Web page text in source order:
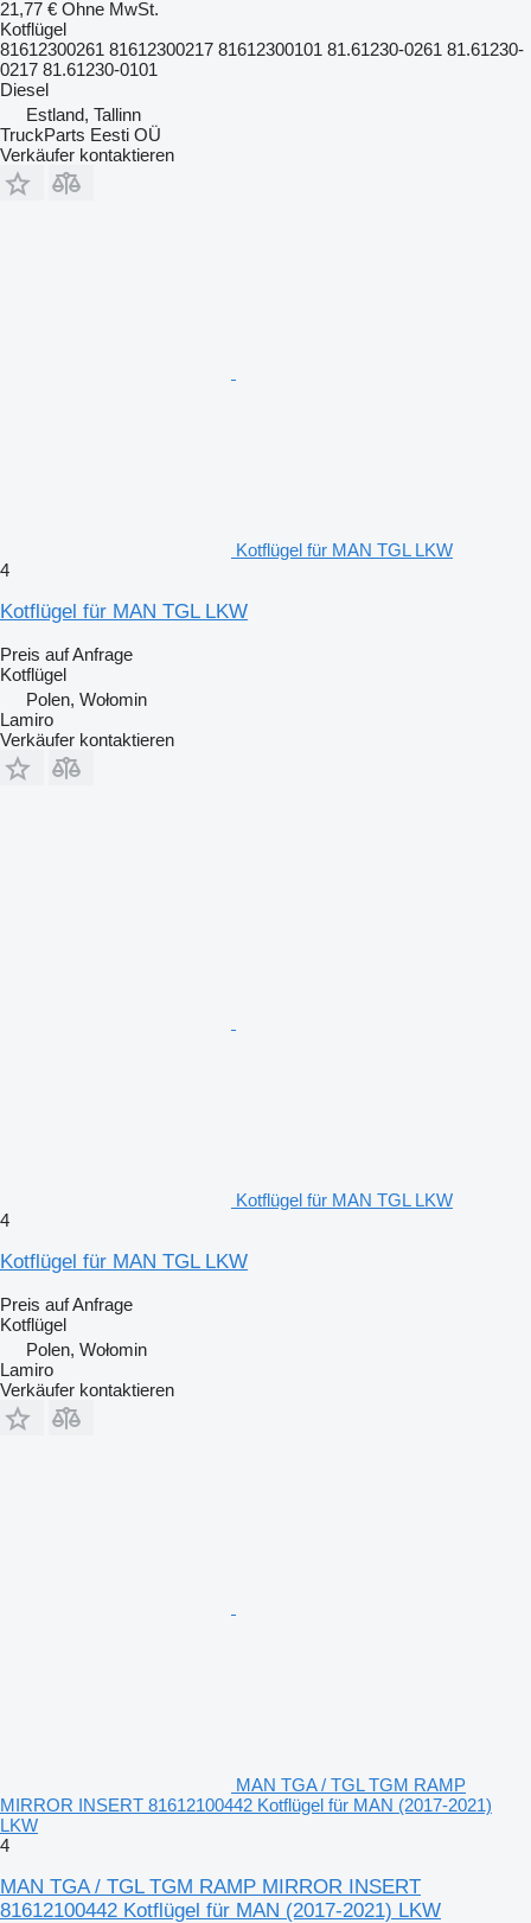
21,77 € Ohne MwSt.
Kotflügel
81612300261 81612300217 81612300101 81.61230-0261 81.61230-
0217 81.61230-0101
Diesel
Estland, Tallinn
TruckParts Eesti OÜ
Verkäufer kontaktieren
Kotflügel für MAN TGL LKW
4
Kotflügel für MAN TGL LKW
Preis auf Anfrage
Kotflügel
Polen, Wołomin
Lamiro
Verkäufer kontaktieren
Kotflügel für MAN TGL LKW
4
Kotflügel für MAN TGL LKW
Preis auf Anfrage
Kotflügel
Polen, Wołomin
Lamiro
Verkäufer kontaktieren
MAN TGA / TGL TGM RAMP
MIRROR INSERT 81612100442 Kotflügel für MAN (2017-2021)
LKW
4
MAN TGA / TGL TGM RAMP MIRROR INSERT
81612100442 Kotflügel für MAN (2017-2021) LKW